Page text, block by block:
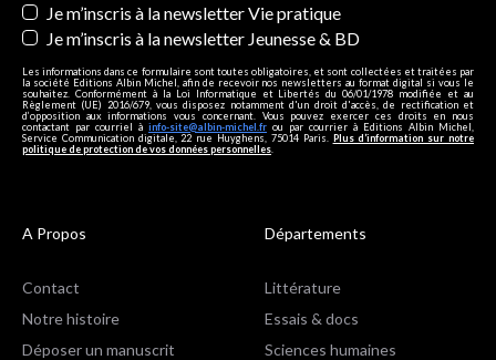
Je m’inscris à la newsletter Vie pratique
Je m’inscris à la newsletter Jeunesse & BD
Les informations dans ce formulaire sont toutes obligatoires, et sont collectées et traitées par
la société Editions Albin Michel, afin de recevoir nos newsletters au format digital si vous le
souhaitez. Conformément à la Loi Informatique et Libertés du 06/01/1978 modifiée et au
Règlement (UE) 2016/679, vous disposez notamment d'un droit d'accès, de rectification et
d’opposition aux informations vous concernant. Vous pouvez exercer ces droits en nous
contactant par courriel à info-site@albin-michel.fr ou par courrier à Editions Albin Michel,
Service Communication digitale, 22 rue Huyghens, 75014 Paris. Plus d’information sur notre
politique de protection de vos données personnelles
A Propos
Contact
Notre histoire
Déposer un manuscrit
Départements
Littérature
Essais & docs
Sciences humaines